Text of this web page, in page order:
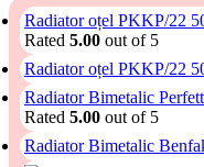
Radiator oțel PKKP/22
Rated 5.00 out of 5
Radiator oțel PKKP/22
Radiator Bimetalic
Rated 5.00 out of 5
Radiator Bimetalic